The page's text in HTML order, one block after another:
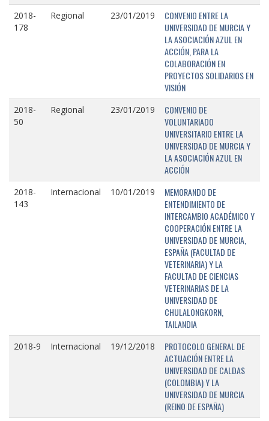
2018-
178
Regional 23/01/2019
CONVENIO ENTRE LA
UNIVERSIDAD DE MURCIA Y
LA ASOCIACIÓN AZUL EN
ACCIÓN, PARA LA
COLABORACIÓN EN
PROYECTOS SOLIDARIOS EN
VISIÓN
2018-
50
Regional 23/01/2019
CONVENIO DE
VOLUNTARIADO
UNIVERSITARIO ENTRE LA
UNIVERSIDAD DE MURCIA Y
LA ASOCIACIÓN AZUL EN
ACCIÓN
2018-
143
Internacional 10/01/2019
MEMORANDO DE
ENTENDIMIENTO DE
INTERCAMBIO ACADÉMICO Y
COOPERACIÓN ENTRE LA
UNIVERSIDAD DE MURCIA,
ESPAÑA (FACULTAD DE
VETERINARIA) Y LA
FACULTAD DE CIENCIAS
VETERINARIAS DE LA
UNIVERSIDAD DE
CHULALONGKORN,
TAILANDIA
2018-9 Internacional 19/12/2018
PROTOCOLO GENERAL DE
ACTUACIÓN ENTRE LA
UNIVERSIDAD DE CALDAS
(COLOMBIA) Y LA
UNIVERSIDAD DE MURCIA
(REINO DE ESPAÑA)